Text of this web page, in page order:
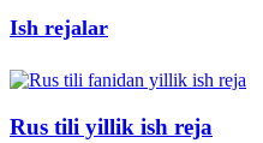
Ish rejalar
Rus tili yillik ish reja